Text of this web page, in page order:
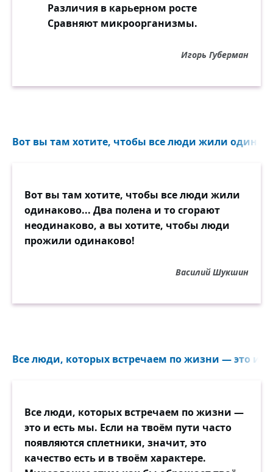
Различия в карьерном росте
Сравняют микроорганизмы.
Игорь Губерман
Вот вы там хотите, чтобы все люди жили
Вот вы там хотите, чтобы все люди жили
одинаково... Два полена и то сгорают
неодинаково, а вы хотите, чтобы люди
прожили одинаково!
Василий Шукшин
Все люди, которых встречаем по жизни — это и
Все люди, которых встречаем по жизни —
это и есть мы. Если на твоём пути часто
появляются сплетники, значит, это
качество есть и в твоём характере.